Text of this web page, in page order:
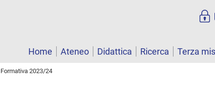
Home Ateneo Didattica Ricerca Terza
2023/24